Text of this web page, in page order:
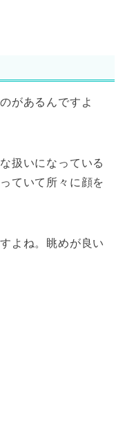
があるんですよ
扱いになっている
ていて所々に顔を
よね。眺めが良い